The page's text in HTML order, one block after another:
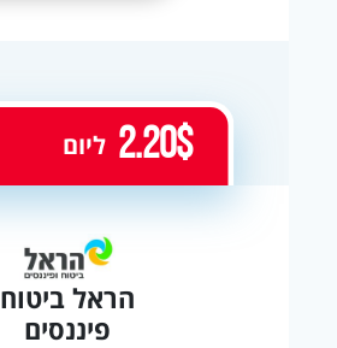
הראל ביטוח
פיננסים
2.20$ ליום